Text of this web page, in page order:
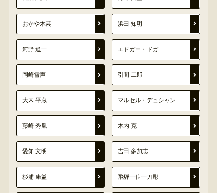
おかや木芸 浜田 知明
河野 道一 エドガー・ドガ
岡崎雪声 引間 二郎
大木 平蔵 マルセル・デュシャン
藤崎 秀胤 木内 克
愛知 文明 吉田 多加志
杉浦 康益 飛騨一位一刀彫